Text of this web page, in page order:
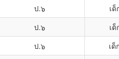
ป.๖ เ
ป.๖ เ
ป.๖ เ